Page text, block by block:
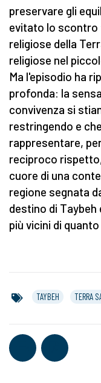
preservare gli
evitato lo scontro
religiose della
religiose nel
Ma l'episodio ha
profonda: la
convivenza si
restringendo e
rappresentare,
reciproco
cuore di una
regione segnata
destino di Taybeh
più vicini di
TAYBEH TERRA